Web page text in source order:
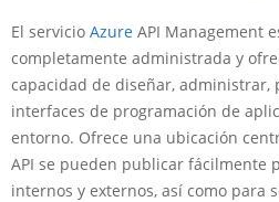
El servicio Azure API Management
completamente administrada y
capacidad de diseñar, administrar,
interfaces de programación de
entorno. Ofrece una ubicación
API se pueden publicar fácilmente
internos y externos, así como para